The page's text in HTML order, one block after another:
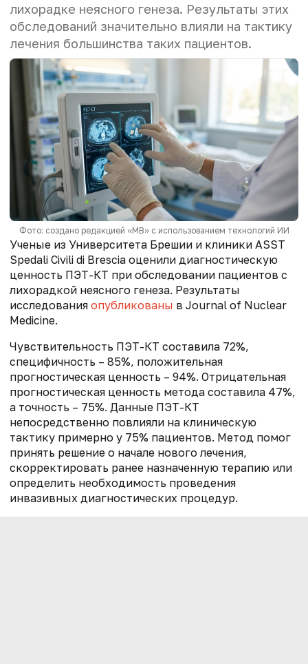
лихорадке неясного генеза. Результаты этих
обследований значительно влияли на тактику
лечения большинства таких пациентов.
Фото: создано редакцией «МВ» с использованием технологий ИИ
Ученые из Университета Брешии и клиники ASST
Spedali Civili di Brescia оценили диагностическую
ценность ПЭТ-КТ при обследовании пациентов с
лихорадкой неясного генеза. Результаты
исследования опубликованы в Journal of Nuclear
Medicine.
Чувствительность ПЭТ-КТ составила 72%,
специфичность – 85%, положительная
прогностическая ценность – 94%. Отрицательная
прогностическая ценность метода составила 47%,
а точность – 75%. Данные ПЭТ-КТ
непосредственно повлияли на клиническую
тактику примерно у 75% пациентов. Метод помог
принять решение о начале нового лечения,
скорректировать ранее назначенную терапию или
определить необходимость проведения
инвазивных диагностических процедур.